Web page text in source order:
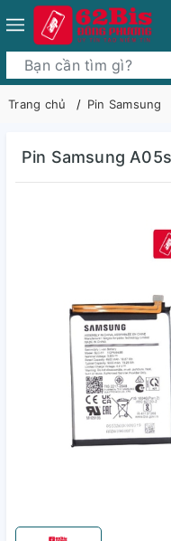
Trang chủ Pin Samsung
Pin Samsung